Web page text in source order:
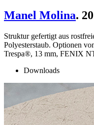
Manel Molina.
Struktur gefertigt aus
Polyesterstaub. Optionen
Trespa®, 13 mm, FENIX
Downloads